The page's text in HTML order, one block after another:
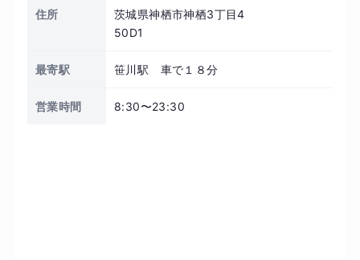
住所
茨城県神栖市神栖3丁目4
50D1
最寄駅 笹川駅 車で１８分
営業時間 8:30〜23:30